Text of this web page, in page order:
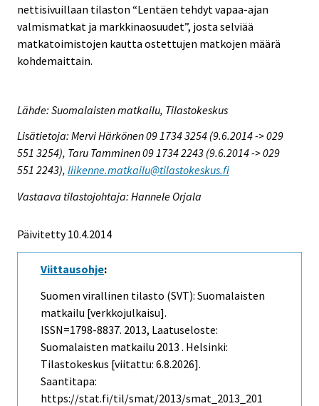
nettisivuillaan tilaston “Lentäen tehdyt vapaa-ajan
valmismatkat ja markkinaosuudet”, josta selviää
matkatoimistojen kautta ostettujen matkojen määrä
kohdemaittain.
Lähde: Suomalaisten matkailu, Tilastokeskus
Lisätietoja: Mervi Härkönen 09 1734 3254 (9.6.2014 -> 029
551 3254), Taru Tamminen 09 1734 2243 (9.6.2014 -> 029
551 2243), liikenne.matkailu@tilastokeskus.fi
Vastaava tilastojohtaja: Hannele Orjala
Päivitetty 10.4.2014
Viittausohje:
Suomen virallinen tilasto (SVT): Suomalaisten
matkailu [verkkojulkaisu].
ISSN=1798-8837. 2013, Laatuseloste:
Suomalaisten matkailu 2013 . Helsinki:
Tilastokeskus [viitattu: 6.8.2026].
Saantitapa:
https://stat.fi/til/smat/2013/smat_2013_201